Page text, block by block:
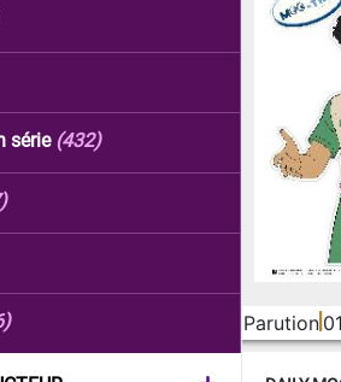
série (432)
Parution